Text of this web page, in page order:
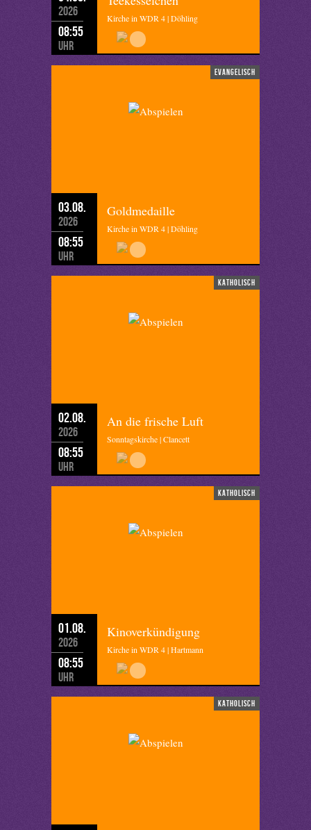
2026
08:55
Uhr
Kirche in WDR 4 | Döhling
evangelisch
03.08.
2026
08:55
Uhr
Goldmedaille
Kirche in WDR 4 | Döhling
katholisch
02.08.
2026
08:55
Uhr
An die frische Luft
Sonntagskirche | Clancett
katholisch
01.08.
2026
08:55
Uhr
Kinoverkündigung
Kirche in WDR 4 | Hartmann
katholisch